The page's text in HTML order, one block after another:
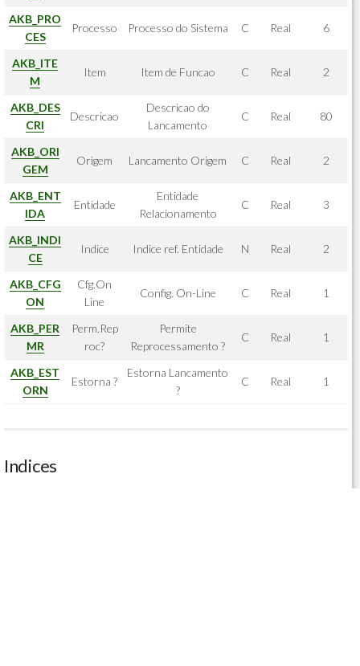
AKB_PRO
CES
Processo Processo do Sistema C Real 6
AKB_ITE
M
Item Item de Funcao C Real 2
AKB_DES
CRI
Descricao
Descricao do
Lancamento
C Real 80
AKB_ORI
GEM
Origem Lancamento Origem C Real 2
AKB_ENT
IDA
Entidade
Entidade
Relacionamento
C Real 3
AKB_INDI
CE
Indice Indice ref. Entidade N Real 2
AKB_CFG
ON
Cfg.On
Line
Config. On-Line C Real 1
AKB_PER
MR
Perm.Rep
roc?
Permite
Reprocessamento ?
C Real 1
AKB_EST
ORN
Estorna ?
Estorna Lancamento
?
C Real 1
Indices